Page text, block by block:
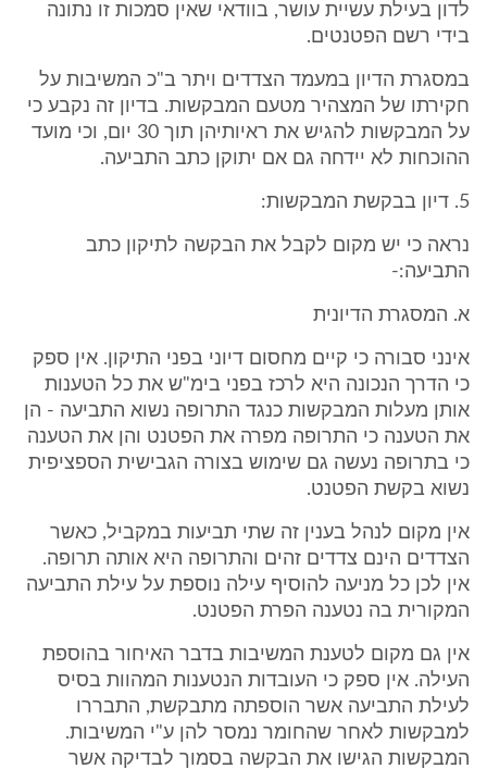
לדון בעילת עשיית עושר, בוודאי שאין סמכות זו נתונה
בידי רשם הפטנטים.
במסגרת הדיון במעמד הצדדים ויתר ב"כ המשיבות על
חקירתו של המצהיר מטעם המבקשות. בדיון זה נקבע כי
על המבקשות להגיש את ראיותיהן תוך 30 יום, וכי מועד
ההוכחות לא יידחה גם אם יתוקן כתב התביעה.
5. דיון בבקשת המבקשות:
נראה כי יש מקום לקבל את הבקשה לתיקון כתב
התביעה:-
א. המסגרת הדיונית
אינני סבורה כי קיים מחסום דיוני בפני התיקון. אין ספק
כי הדרך הנכונה היא לרכז בפני בימ"ש את כל הטענות
אותן מעלות המבקשות כנגד התרופה נשוא התביעה - הן
את הטענה כי התרופה מפרה את הפטנט והן את הטענה
כי בתרופה נעשה גם שימוש בצורה הגבישית הספציפית
נשוא בקשת הפטנט.
אין מקום לנהל בענין זה שתי תביעות במקביל, כאשר
הצדדים הינם צדדים זהים והתרופה היא אותה תרופה.
אין לכן כל מניעה להוסיף עילה נוספת על עילת התביעה
המקורית בה נטענה הפרת הפטנט.
אין גם מקום לטענת המשיבות בדבר האיחור בהוספת
העילה. אין ספק כי העובדות הנטענות המהוות בסיס
לעילת התביעה אשר הוספתה מתבקשת, התבררו
למבקשות לאחר שהחומר נמסר להן ע"י המשיבות.
המבקשות הגישו את הבקשה בסמוך לבדיקה אשר